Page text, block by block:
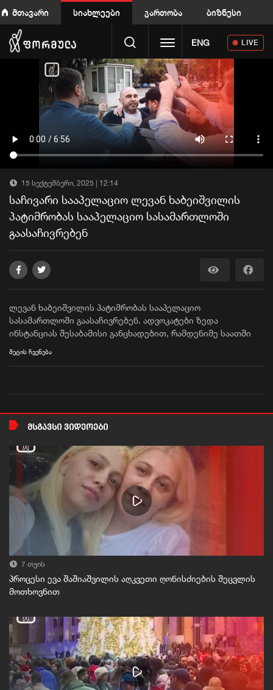
მთავარი სიახლეები გართობა ბიზნესი
Toggle navigation
ENG LIVE
15 სექტემბერი, 2025 | 12:14
საჩივარი სააპელაციო ლევან ხაბეიშვილის
პატიმრობას სააპელაციო სასამართლოში
გაასაჩივრებენ
ლევან ხაბეიშვილის პატიმრობას სააპელაციო
სასამართლოში გაასაჩივრებენ. ადვოკატები ზედა
ინსტანციას შესაბამისი განცხადებით, რამდენიმე საათში
მეტის ჩვენება
ᲛᲡᲒᲐᲕᲡᲘ ᲕᲘᲓᲔᲝᲔᲑᲘ
7 თვის
პროცესი ევა შაშიაშვილის აღკვეთი ღონისძიების შეცვლის
მოთხოვნით